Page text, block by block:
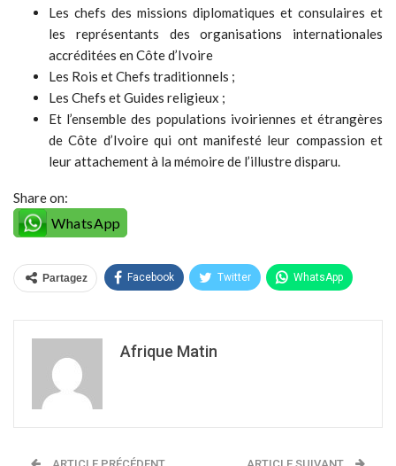
Les chefs des missions diplomatiques et consulaires et
les représentants des organisations internationales
accréditées en Côte d’Ivoire
Les Rois et Chefs traditionnels ;
Les Chefs et Guides religieux ;
Et l’ensemble des populations ivoiriennes et étrangères
de Côte d’Ivoire qui ont manifesté leur compassion et
leur attachement à la mémoire de l’illustre disparu.
Share on:
WhatsApp
Partagez Facebook Twitter WhatsApp
Afrique Matin